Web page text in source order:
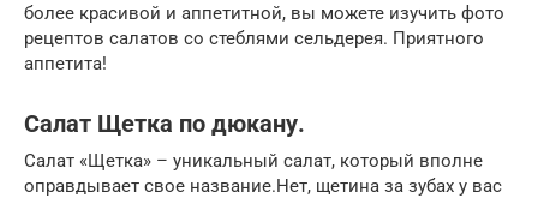
более красивой и аппетитной, вы можете изучить фото
рецептов салатов со стеблями сельдерея. Приятного
аппетита!
Салат Щетка по дюкану.
Салат «Щетка» – уникальный салат, который вполне
оправдывает свое название.Нет, щетина за зубах у вас